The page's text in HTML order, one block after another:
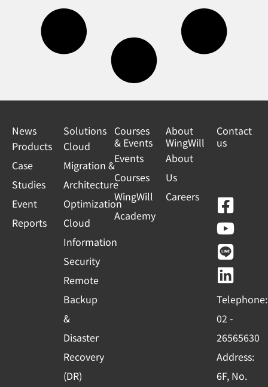
News
Products
Case
Studies
Event
Reports
Solutions
Cloud
Migration &
Architecture
Optimization
Cloud
Information
Security
Remote
Backup
&
Disaster
Recovery
(DR)
Courses
& Events
Events
Courses
WingWill
Academy
About
WingWill
About
Us
Careers
Contact
us
F
a
c
e
b
o
o
k
-
s
Y
o
u
t
u
b
e
L
i
n
e
L
i
n
k
e
d
i
n
Telephone:
02 -
26565630
Address:
6F, No.